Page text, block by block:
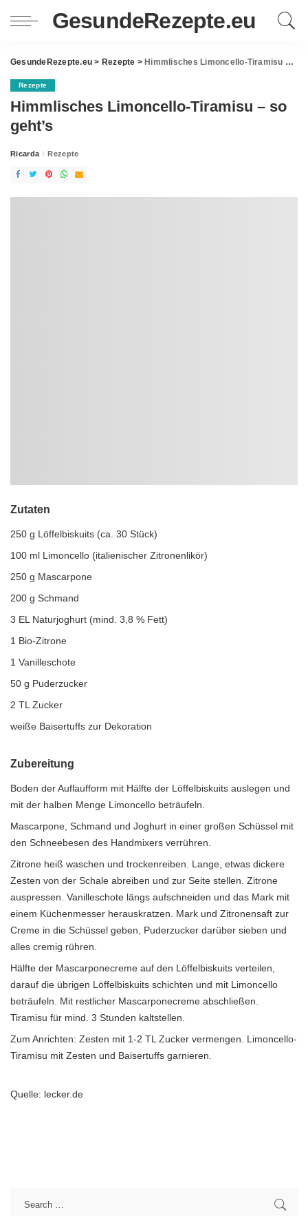
GesundeRezepte.eu
GesundeRezepte.eu > Rezepte > Himmlisches Limoncello-Tiramisu – so geht’s
Rezepte
Himmlisches Limoncello-Tiramisu – so
geht’s
Posted
Ricarda Rezepte
Zutaten
250 g Löffelbiskuits (ca. 30 Stück)
100 ml Limoncello (italienischer Zitronenlikör)
250 g Mascarpone
200 g Schmand
3 EL Naturjoghurt (mind. 3,8 % Fett)
1 Bio-Zitrone
1 Vanilleschote
50 g Puderzucker
2 TL Zucker
weiße Baisertuffs zur Dekoration
Zubereitung
Boden der Auflaufform mit Hälfte der Löffelbiskuits auslegen und
mit der halben Menge Limoncello beträufeln.
Mascarpone, Schmand und Joghurt in einer großen Schüssel mit
den Schneebesen des Handmixers verrühren.
Zitrone heiß waschen und trockenreiben. Lange, etwas dickere
Zesten von der Schale abreiben und zur Seite stellen. Zitrone
auspressen. Vanilleschote längs aufschneiden und das Mark mit
einem Küchenmesser herauskratzen. Mark und Zitronensaft zur
Creme in die Schüssel geben, Puderzucker darüber sieben und
alles cremig rühren.
Hälfte der Mascarponecreme auf den Löffelbiskuits verteilen,
darauf die übrigen Löffelbiskuits schichten und mit Limoncello
beträufeln. Mit restlicher Mascarponecreme abschließen.
Tiramisu für mind. 3 Stunden kaltstellen.
Zum Anrichten: Zesten mit 1-2 TL Zucker vermengen. Limoncello-
Tiramisu mit Zesten und Baisertuffs garnieren.
Quelle: lecker.de